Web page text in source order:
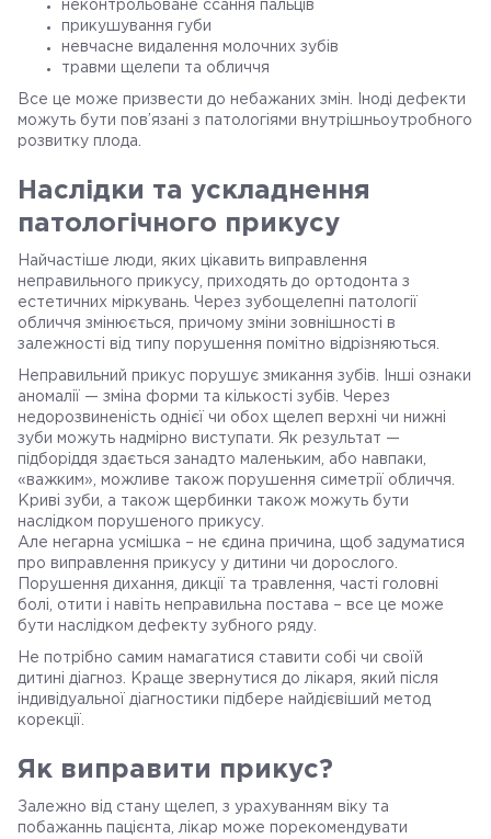
неконтрольоване ссання пальців
прикушування губи
невчасне видалення молочних зубів
травми щелепи та обличчя
Все це може призвести до небажаних змін. Іноді дефекти
можуть бути пов’язані з патологіями внутрішньоутробного
розвитку плода.
Наслідки та ускладнення
патологічного прикусу
Найчастіше люди, яких цікавить виправлення
неправильного прикусу, приходять до ортодонта з
естетичних міркувань. Через зубощелепні патології
обличчя змінюється, причому зміни зовнішності в
залежності від типу порушення помітно відрізняються.
Неправильний прикус порушує змикання зубів. Інші ознаки
аномалії — зміна форми та кількості зубів. Через
недорозвиненість однієї чи обох щелеп верхні чи нижні
зуби можуть надмірно виступати. Як результат —
підборіддя здається занадто маленьким, або навпаки,
«важким», можливе також порушення симетрії обличчя.
Криві зуби, а також щербинки також можуть бути
наслідком порушеного прикусу.
Але негарна усмішка – не єдина причина, щоб задуматися
про виправлення прикусу у дитини чи дорослого.
Порушення дихання, дикції та травлення, часті головні
болі, отити і навіть неправильна постава – все це може
бути наслідком дефекту зубного ряду.
Не потрібно самим намагатися ставити собі чи своїй
дитині діагноз. Краще звернутися до лікаря, який після
індивідуальної діагностики підбере найдієвіший метод
корекції.
Як виправити прикус?
Залежно від стану щелеп, з урахуванням віку та
побажаннь пацієнта, лікар може порекомендувати